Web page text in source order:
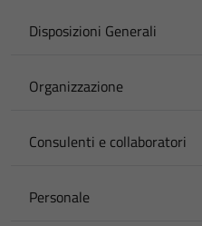
Disposizioni Generali
Organizzazione
Consulenti e collaboratori
Personale